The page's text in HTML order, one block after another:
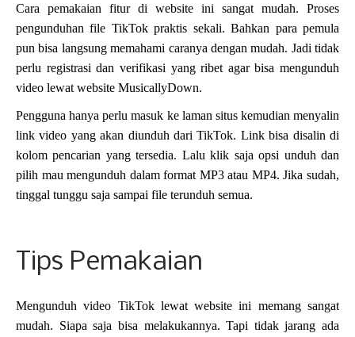
Cara pemakaian fitur di website ini sangat mudah. Proses
pengunduhan file TikTok praktis sekali. Bahkan para pemula
pun bisa langsung memahami caranya dengan mudah. Jadi tidak
perlu registrasi dan verifikasi yang ribet agar bisa mengunduh
video lewat website MusicallyDown.
Pengguna hanya perlu masuk ke laman situs kemudian menyalin
link video yang akan diunduh dari TikTok. Link bisa disalin di
kolom pencarian yang tersedia. Lalu klik saja opsi unduh dan
pilih mau mengunduh dalam format MP3 atau MP4. Jika sudah,
tinggal tunggu saja sampai file terunduh semua.
Tips Pemakaian
Mengunduh video TikTok lewat website ini memang sangat
mudah. Siapa saja bisa melakukannya. Tapi tidak jarang ada